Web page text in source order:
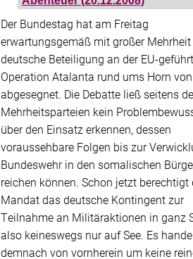
Der Bundestag hat am Freitag
erwartungsgemäß mit großer
deutsche Beteiligung an der EU-
Operation Atalanta rund ums Horn
abgesegnet. Die Debatte ließ seitens
Mehrheitsparteien kein
über den Einsatz erkennen, dessen
voraussehbare Folgen bis zur
Bundeswehr in den somalischen
reichen können. Schon jetzt berechtigt
Mandat das deutsche Kontingent zur
Teilnahme an Militäraktionen in ganz
also keineswegs nur auf See. Es
demnach von vornherein um keine